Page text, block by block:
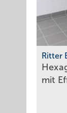
Ritter
mit